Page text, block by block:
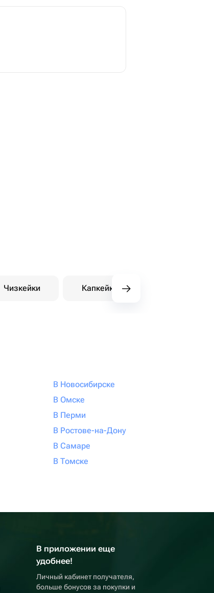
Чизкейки Капкейки
В Новосибирске
В Омске
В Перми
В Ростове-на-Дону
В Самаре
В Томске
В приложении еще
удобнее!
Личный кабинет получателя,
больше бонусов за покупки и